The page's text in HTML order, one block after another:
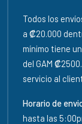
Todos los
a ₡20.000
mínimo tiene
del GAM
servicio al
Horario de
hasta las